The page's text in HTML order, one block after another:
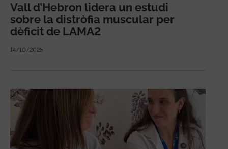
Vall d’Hebron lidera un estudi
sobre la distròfia muscular per
dèficit de LAMA2
14/10/2025